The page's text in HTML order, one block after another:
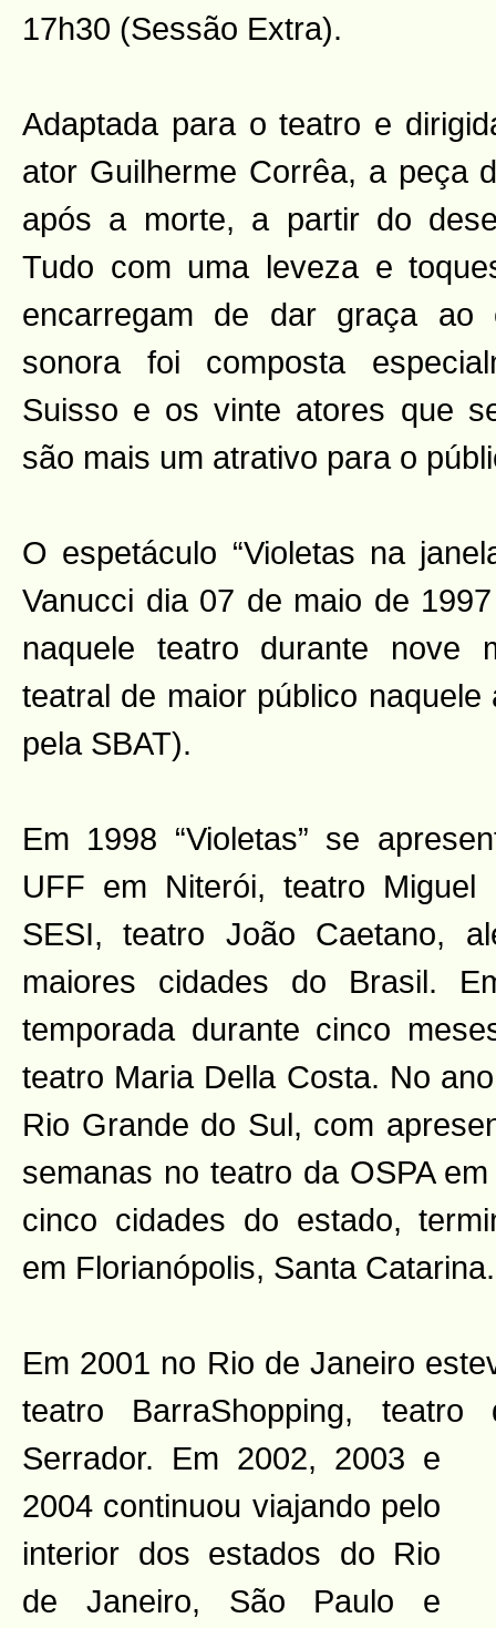
17h30 (Sessão Extra).
Adaptada para o teatro e
ator Guilherme Corrêa, a peça
após a morte, a partir do
Tudo com uma leveza e
encarregam de dar graça ao
sonora foi composta
Suisso e os vinte atores que
são mais um atrativo para o
O espetáculo “Violetas na
Vanucci dia 07 de maio de
naquele teatro durante nove
teatral de maior público naquele
pela SBAT).
Em 1998 “Violetas” se
UFF em Niterói, teatro Miguel
SESI, teatro João Caetano,
maiores cidades do Brasil.
temporada durante cinco
teatro Maria Della Costa. No
Rio Grande do Sul, com
semanas no teatro da OSPA
cinco cidades do estado,
em Florianópolis, Santa Catarina.
Em 2001 no Rio de Janeiro
teatro BarraShopping,
Serrador. Em 2002, 2003 e
2004 continuou viajando pelo
interior dos estados do Rio
de Janeiro, São Paulo e